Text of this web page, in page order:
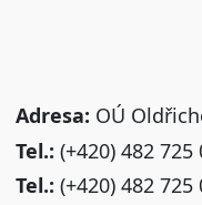
Adresa: OÚ
Tel.: (+420) 482 725
Tel.: (+420) 482 725